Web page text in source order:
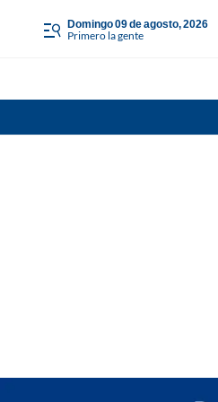
domingo 09 de agosto, 2026
Primero la gente